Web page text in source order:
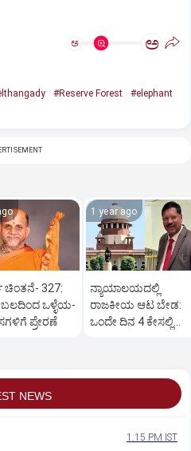
ಅ ಅ
#Reserve Forest
#elephant
ಚಿಂತನೆ- 327:
ಬಲದಿಂದ ಒಳ್ಳೆಯ-
ಪ್ರೇರಣೆ
1 year ago
ನ್ಯಾಯಾಲಯದಲ್ಲಿ
ರಾಜಕೀಯ ಆಟ ಬೇಡ:
ಒಂದೇ ದಿನ 4 ಕೇಸಲ್ಲಿ
NEWS
1:15 PM IST